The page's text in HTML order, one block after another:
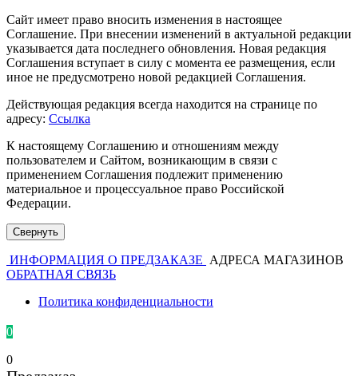
Сайт имеет право вносить изменения в настоящее
Соглашение. При внесении изменений в актуальной редакции
указывается дата последнего обновления. Новая редакция
Соглашения вступает в силу с момента ее размещения, если
иное не предусмотрено новой редакцией Соглашения.
Действующая редакция всегда находится на странице по
адресу: Ссылка
К настоящему Соглашению и отношениям между
пользователем и Сайтом, возникающим в связи с
применением Соглашения подлежит применению
материальное и процессуальное право Российской
Федерации.
Свернуть
ИНФОРМАЦИЯ О ПРЕДЗАКАЗЕ АДРЕСА МАГАЗИНОВ
ОБРАТНАЯ СВЯЗЬ
Политика конфиденциальности
0
0